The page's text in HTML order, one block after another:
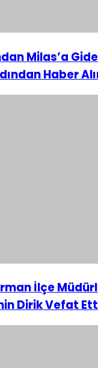
Milas’a
Haber
İlçe
Dirik Vefat